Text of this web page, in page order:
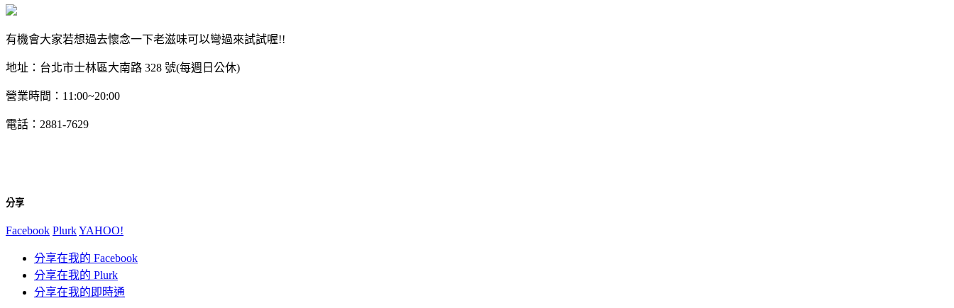
有機會大家若想過去懷念一下老滋味可以彎過來試試喔!!
地址：台北市士林區大南路 328 號(每週日公休)
營業時間：11:00~20:00
電話：2881-7629
分享
Facebook PlurkYAHOO!
分享在我的 Facebook
分享在我的 Plurk
分享在我的即時通